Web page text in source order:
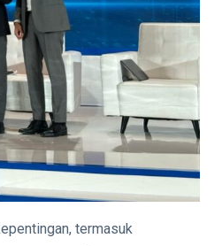
termasuk